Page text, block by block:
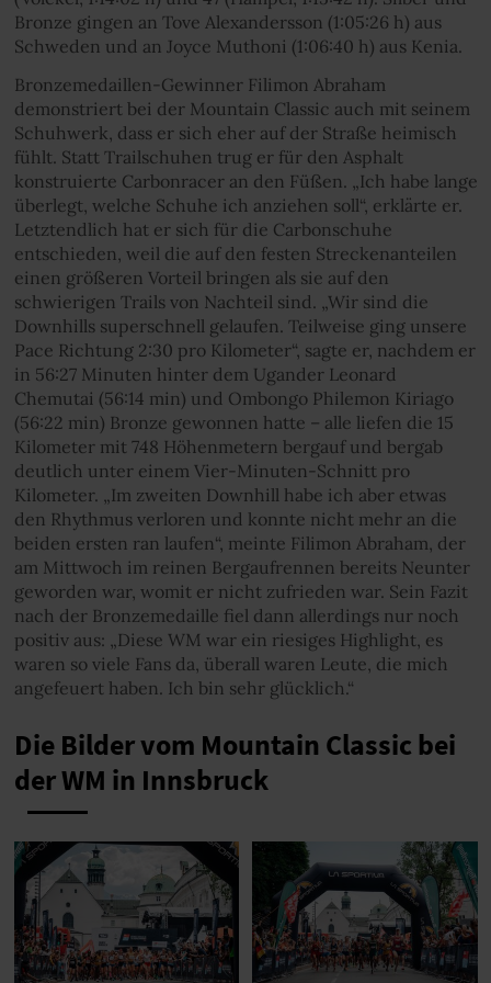
Bronze gingen an Tove Alexandersson (1:05:26 h) aus
Schweden und an Joyce Muthoni (1:06:40 h) aus Kenia.
Bronzemedaillen-Gewinner Filimon Abraham
demonstriert bei der Mountain Classic auch mit seinem
Schuhwerk, dass er sich eher auf der Straße heimisch
fühlt. Statt Trailschuhen trug er für den Asphalt
konstruierte Carbonracer an den Füßen. „Ich habe lange
überlegt, welche Schuhe ich anziehen soll“, erklärte er.
Letztendlich hat er sich für die Carbonschuhe
entschieden, weil die auf den festen Streckenanteilen
einen größeren Vorteil bringen als sie auf den
schwierigen Trails von Nachteil sind. „Wir sind die
Downhills superschnell gelaufen. Teilweise ging unsere
Pace Richtung 2:30 pro Kilometer“, sagte er, nachdem er
in 56:27 Minuten hinter dem Ugander Leonard
Chemutai (56:14 min) und Ombongo Philemon Kiriago
(56:22 min) Bronze gewonnen hatte – alle liefen die 15
Kilometer mit 748 Höhenmetern bergauf und bergab
deutlich unter einem Vier-Minuten-Schnitt pro
Kilometer. „Im zweiten Downhill habe ich aber etwas
den Rhythmus verloren und konnte nicht mehr an die
beiden ersten ran laufen“, meinte Filimon Abraham, der
am Mittwoch im reinen Bergaufrennen bereits Neunter
geworden war, womit er nicht zufrieden war. Sein Fazit
nach der Bronzemedaille fiel dann allerdings nur noch
positiv aus: „Diese WM war ein riesiges Highlight, es
waren so viele Fans da, überall waren Leute, die mich
angefeuert haben. Ich bin sehr glücklich.“
Die Bilder vom Mountain Classic bei
der WM in Innsbruck